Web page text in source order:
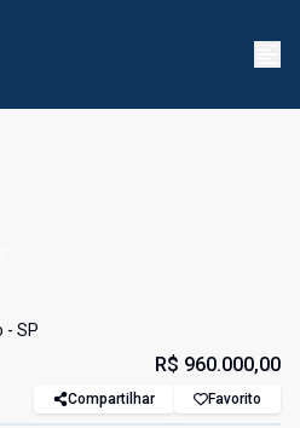
- SP
R$ 960.000,00
Compartilhar Favorito